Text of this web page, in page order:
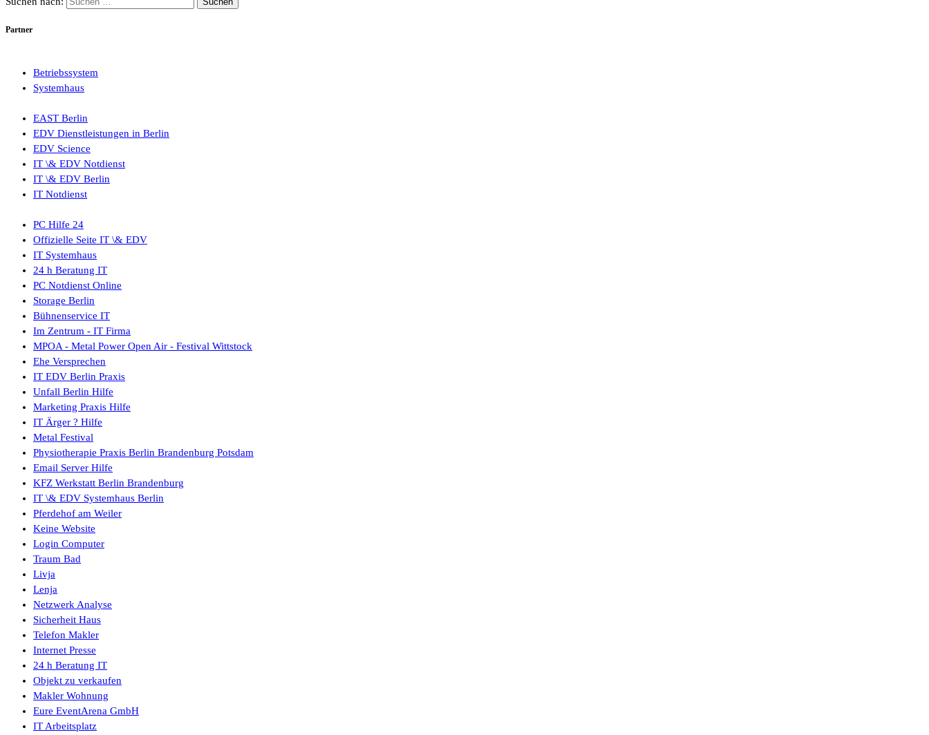
Partner
Betriebssystem
Systemhaus
EAST Berlin
EDV Dienstleistungen in Berlin
EDV Science
IT \& EDV Notdienst
IT \& EDV Berlin
IT Notdienst
PC Hilfe 24
Offizielle Seite IT \& EDV
IT Systemhaus
24 h Beratung IT
PC Notdienst Online
Storage Berlin
Bühnenservice IT
Im Zentrum - IT Firma
MPOA - Metal Power Open Air - Festival Wittstock
Ehe Versprechen
IT EDV Berlin Praxis
Unfall Berlin Hilfe
Marketing Praxis Hilfe
IT Ärger ? Hilfe
Metal Festival
Physiotherapie Praxis Berlin Brandenburg Potsdam
Email Server Hilfe
KFZ Werkstatt Berlin Brandenburg
IT \& EDV Systemhaus Berlin
Pferdehof am Weiler
Keine Website
Login Computer
Traum Bad
Livja
Lenja
Netzwerk Analyse
Sicherheit Haus
Telefon Makler
Internet Presse
24 h Beratung IT
Objekt zu verkaufen
Makler Wohnung
Eure EventArena GmbH
IT Arbeitsplatz